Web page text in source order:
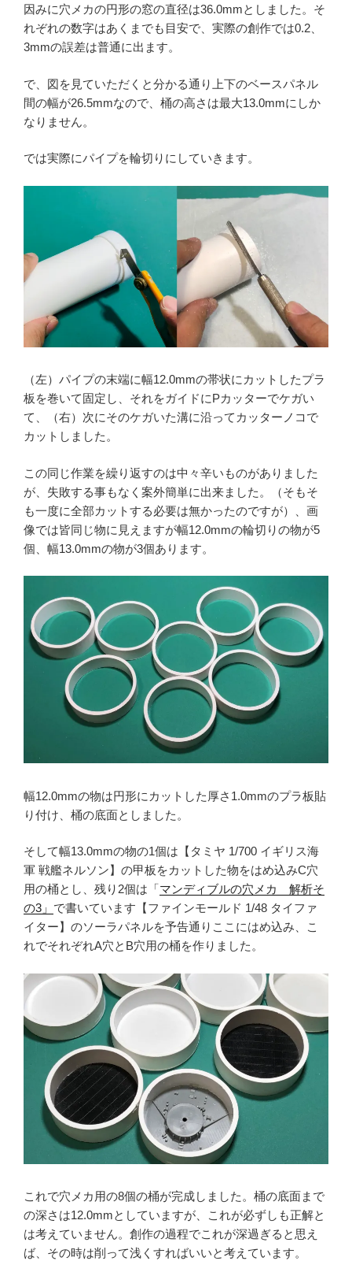
因みに穴メカの円形の窓の直径は36.0mmとしました。そ
れぞれの数字はあくまでも目安で、実際の創作では0.2、
3mmの誤差は普通に出ます。
で、図を見ていただくと分かる通り上下のベースパネル
間の幅が26.5mmなので、桶の高さは最大13.0mmにしか
なりません。
では実際にパイプを輪切りにしていきます。
（左）パイプの末端に幅12.0mmの帯状にカットしたプラ
板を巻いて固定し、それをガイドにPカッターでケガい
て、（右）次にそのケガいた溝に沿ってカッターノコで
カットしました。
この同じ作業を繰り返すのは中々辛いものがありました
が、失敗する事もなく案外簡単に出来ました。（そもそ
も一度に全部カットする必要は無かったのですが）、画
像では皆同じ物に見えますが幅12.0mmの輪切りの物が5
個、幅13.0mmの物が3個あります。
幅12.0mmの物は円形にカットした厚さ1.0mmのプラ板貼
り付け、桶の底面としました。
そして幅13.0mmの物の1個は【タミヤ 1/700 イギリス海
軍 戦艦ネルソン】の甲板をカットした物をはめ込みC穴
用の桶とし、残り2個は「マンディブルの穴メカ 解析そ
の3」 で書いています【ファインモールド 1/48 タイファ
イター】のソーラパネルを予告通りここにはめ込み、こ
れでそれぞれA穴とB穴用の桶を作りました。
これで穴メカ用の8個の桶が完成しました。桶の底面まで
の深さは12.0mmとしていますが、これが必ずしも正解と
は考えていません。創作の過程でこれが深過ぎると思え
ば、その時は削って浅くすればいいと考えています。